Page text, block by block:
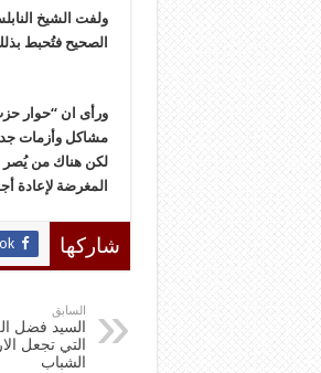
ولفت الشيخ
الصحيح فتُحبط
ورأى ان “حوار
مشاكل وأزمات
لكن هناك من يُصر
المغرضة لإعادة
شاركها
السابق
السيد فضل
التي تجعل
الشباب